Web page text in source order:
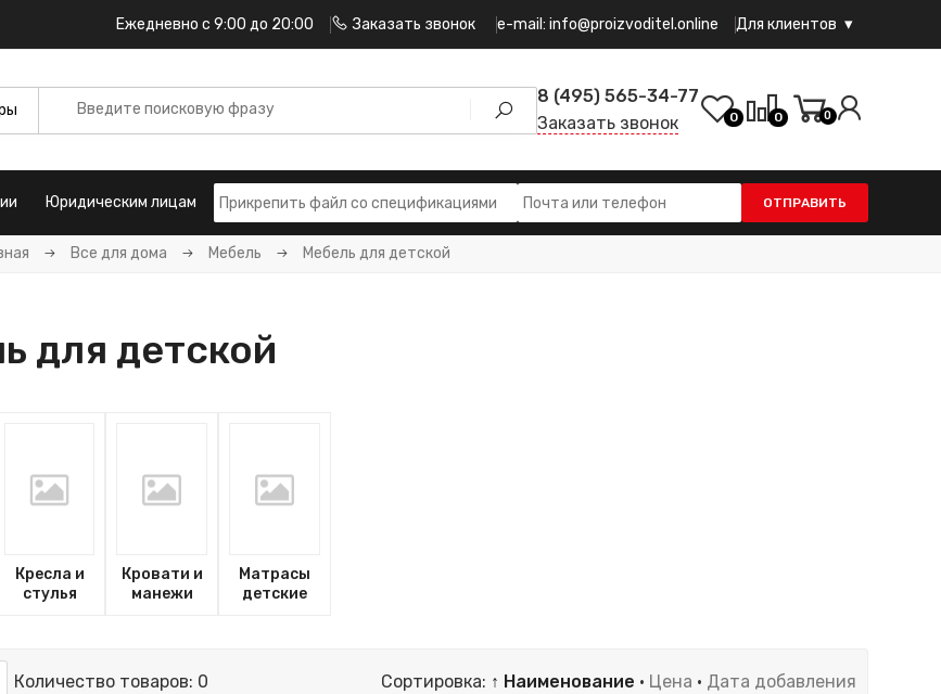
Ежедневно с 9:00 до 20:00 Заказать звонок e-mail: info@proizvoditel.online Для клиентов
8 (495) 565-34-77
Заказать звонок
0 0 0
Юридическим лицам ОТПРАВИТЬ
Все для дома Мебель Мебель для детской
для детской
Кресла и
стулья
Кровати и
манежи
Матрасы
детские
Количество товаров: 0 Сортировка: ↑ Наименование · Цена · Дата добавления